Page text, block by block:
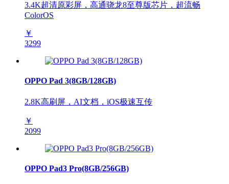
3.4K超清原彩屏，高通骁龙8至尊版芯片，超流畅
ColorOS
￥
3299
OPPO Pad 3(8GB/128GB)
2.8K高刷屏，AI文档，iOS极速互传
￥
2099
OPPO Pad3 Pro(8GB/256GB)